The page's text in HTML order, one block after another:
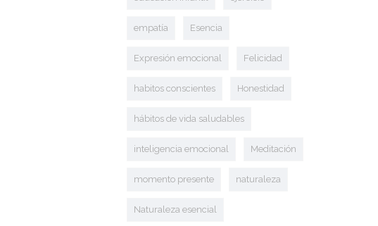
empatía Esencia
Expresión emocional Felicidad
habitos conscientes Honestidad
hábitos de vida saludables
inteligencia emocional Meditación
momento presente naturaleza
Naturaleza esencial